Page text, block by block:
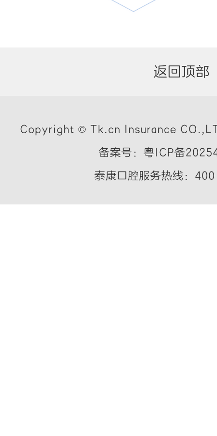
返回顶部
Copyright © Tk.cn Insurance
备案号：粤ICP备
泰康口腔服务热线：